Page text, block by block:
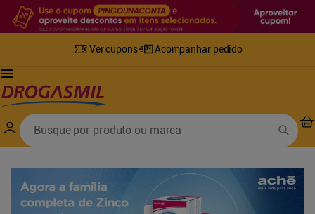
Ver cupons Acompanhar pedido
Busque por produto ou marca
Termos mais buscados
1º
fralda
3º
retinol
4º
mounjaro
6º
desodorante
8º
9º
fralda xg